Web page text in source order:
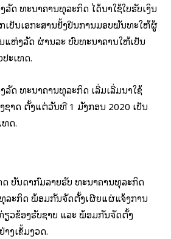
ດ ທະນາຄານທຸລະກິດ ໄດ້ນໍາໃຊ້ໃບຮັບເງິນ
ເປັນເອກະສານຢັ້ງຢືນການມອບພັນທະໃຫ້ຜູ້
ແຫ່ງລັດ ຜ່ານລະ ບົບທະນາຄານໃຫ້ເປັນ
ະເທດ.
ດ ທະນາຄານທຸລະກິດ ເລີ່ມເລີ່ມນໍາໃຊ້
ຊາດ ຕັ້ງແຕ່ວັນທີ 1 ມັງກອນ 2020 ເປັນ
ທດ.
ດ ບັນດາກົມລາຍຮັບ ທະນາຄານທຸລະກິດ
ລະກິດ ພ້ອມກັນຈັດຕັ້ງເຜີຍແຜ່ແຈ້ງການ
ວຂ້ອງຮັບຊາບ ແລະ ພ້ອມກັນຈັດຕັ້ງ
ງເຂັ້ມງວດ.